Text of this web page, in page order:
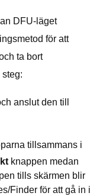
DFU-läget
för att
ta bort
anslut den till
tillsammans i
knappen medan
tills skärmen blir
Finder för att gå in i